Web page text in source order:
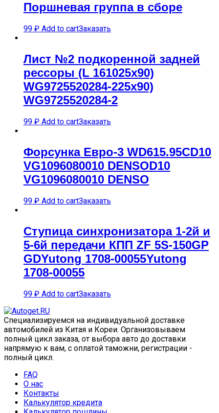
Поршневая группа в сборе
99 ₽ Add to cartЗаказать
Лист №2 подкоренной задней
рессоры (L 161025х90)
WG9725520284-225х90)
WG9725520284-2
99 ₽ Add to cartЗаказать
Форсунка Евро-3 WD615.95CD10
VG1096080010 DENSOD10
VG1096080010 DENSO
99 ₽ Add to cartЗаказать
Ступица синхронизатора 1-2й и
5-6й передачи КПП ZF 5S-150GP
GDYutong 1708-00055Yutong
1708-00055
99 ₽ Add to cartЗаказать
Специализируемся на индивидуальной доставке
автомобилей из Китая и Кореи. Организовываем
полный цикл заказа, от выбора авто до доставки
напрямую к вам, с оплатой таможни, регистрации -
полный цикл.
FAQ
О нас
Контакты
Калькулятор кредита